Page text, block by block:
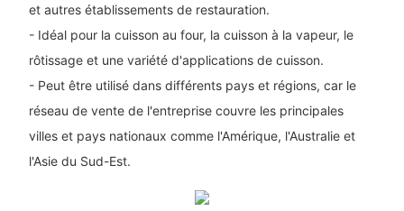
et autres établissements de restauration.
- Idéal pour la cuisson au four, la cuisson à la vapeur, le
rôtissage et une variété d'applications de cuisson.
- Peut être utilisé dans différents pays et régions, car le
réseau de vente de l'entreprise couvre les principales
villes et pays nationaux comme l'Amérique, l'Australie et
l'Asie du Sud-Est.